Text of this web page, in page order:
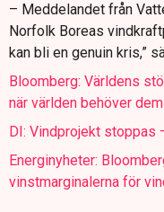
– Meddelandet från
Norfolk Boreas
kan bli en genuin kris,”
Bloomberg: Världens
när världen behöver
DI: Vindprojekt stoppas
Energinyheter:
vinstmarginalerna för